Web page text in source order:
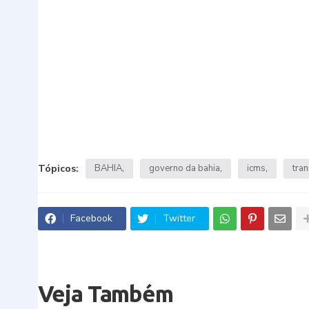
Tópicos: BAHIA governo da bahia icms
Facebook Twitter
Veja Também